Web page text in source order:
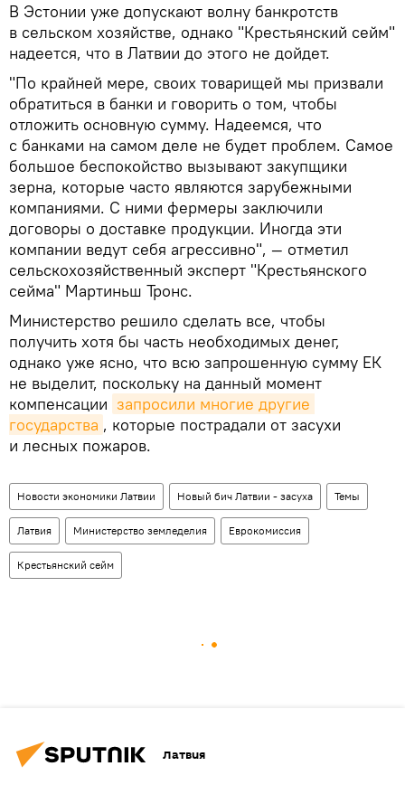
В Эстонии уже допускают волну банкротств
в сельском хозяйстве, однако "Крестьянский сейм"
надеется, что в Латвии до этого не дойдет.
"По крайней мере, своих товарищей мы призвали
обратиться в банки и говорить о том, чтобы
отложить основную сумму. Надеемся, что
с банками на самом деле не будет проблем. Самое
большое беспокойство вызывают закупщики
зерна, которые часто являются зарубежными
компаниями. С ними фермеры заключили
договоры о доставке продукции. Иногда эти
компании ведут себя агрессивно", — отметил
сельскохозяйственный эксперт "Крестьянского
сейма" Мартиньш Тронс.
Министерство решило сделать все, чтобы
получить хотя бы часть необходимых денег,
однако уже ясно, что всю запрошенную сумму ЕК
не выделит, поскольку на данный момент
компенсации запросили многие другие
государства , которые пострадали от засухи
и лесных пожаров.
Новости экономики Латвии Новый бич Латвии - засуха Темы
Латвия Министерство земледелия Еврокомиссия
Крестьянский сейм
Латвия